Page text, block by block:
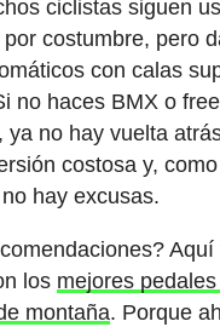
ciclistas siguen
costumbre, pero
con calas
no haces BMX o
ya no hay vuelta
costosa y,
hay excusas.
Aquí
los mejores
montaña. Porque